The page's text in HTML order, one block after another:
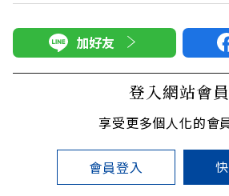
加好友
登入網站會員
享受更多個人化的會
會員登入